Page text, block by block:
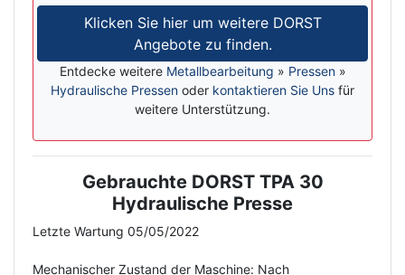
Klicken Sie hier um weitere DORST
Angebote zu finden.
Entdecke weitere Metallbearbeitung » Pressen»
Hydraulische Pressen oder kontaktieren Sie Uns für
weitere Unterstützung.
DescriptionGebrauchte DORST TPA 30
Hydraulische Presse
Letzte Wartung 05/05/2022
Mechanischer Zustand der Maschine: Nach